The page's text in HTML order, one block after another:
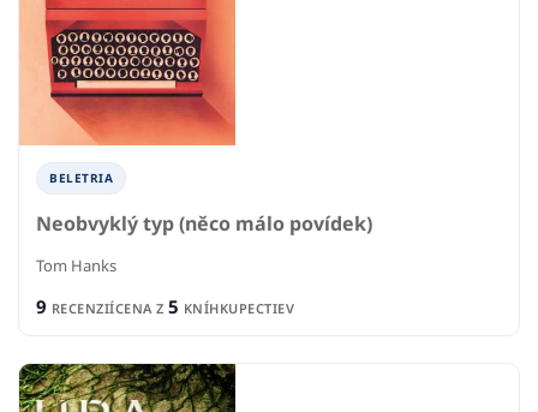
BELETRIA
Neobvyklý typ (něco málo povídek)
Tom Hanks
9 RECENZIÍCENA Z 5 KNÍHKUPECTIEV